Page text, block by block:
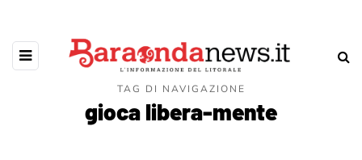
TAG DI NAVIGAZIONE
gioca libera-mente